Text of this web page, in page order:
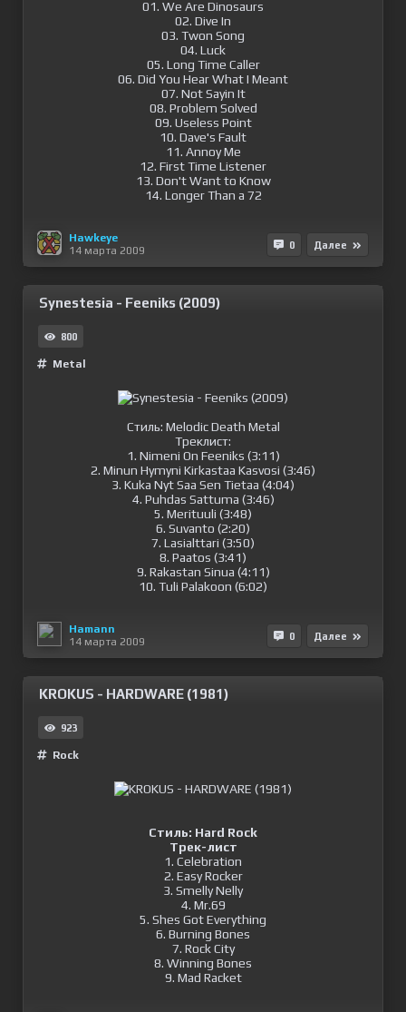
01. We Are Dinosaurs
02. Dive In
03. Twon Song
04. Luck
05. Long Time Caller
06. Did You Hear What I Meant
07. Not Sayin It
08. Problem Solved
09. Useless Point
10. Dave's Fault
11. Annoy Me
12. First Time Listener
13. Don't Want to Know
14. Longer Than a 72
Hawkeye
14 марта 2009
0 Далее
Synestesia - Feeniks (2009)
800
Metal
Стиль: Melodic Death Metal
Треклист:
1. Nimeni On Feeniks (3:11)
2. Minun Hymyni Kirkastaa Kasvosi (3:46)
3. Kuka Nyt Saa Sen Tietaa (4:04)
4. Puhdas Sattuma (3:46)
5. Merituuli (3:48)
6. Suvanto (2:20)
7. Lasialttari (3:50)
8. Paatos (3:41)
9. Rakastan Sinua (4:11)
10. Tuli Palakoon (6:02)
Hamann
14 марта 2009
0 Далее
KROKUS - HARDWARE (1981)
923
Rock
Стиль: Hard Rock
Трек-лист
1. Celebration
2. Easy Rocker
3. Smelly Nelly
4. Mr.69
5. Shes Got Everything
6. Burning Bones
7. Rock City
8. Winning Bones
9. Mad Racket